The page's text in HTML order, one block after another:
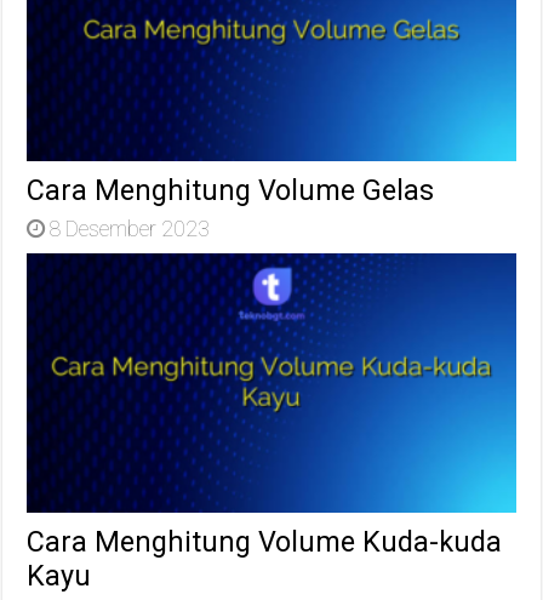
Cara Menghitung Volume Gelas
8 Desember 2023
Cara Menghitung Volume Kuda-kuda
Kayu